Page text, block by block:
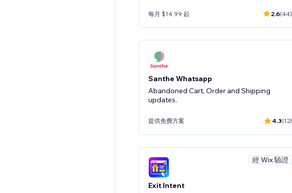
每月 $14.99 起 2.6(44)
Santhe Whatsapp
Abandoned Cart, Order and Shipping
updates.
提供免費方案 4.3(12)
經 Wix 驗證
Exit Intent